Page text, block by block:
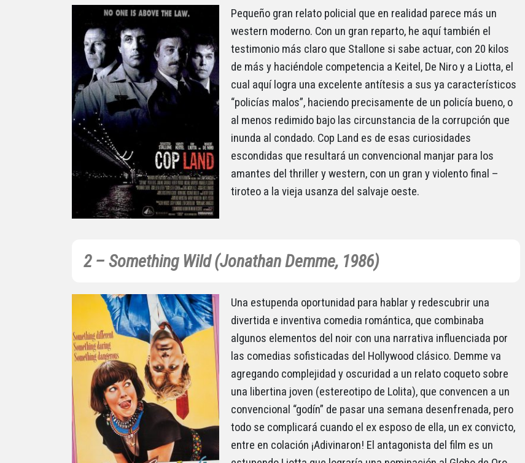
Pequeño gran relato policial que en realidad parece más un
western moderno. Con un gran reparto, he aquí también el
testimonio más claro que Stallone si sabe actuar, con 20 kilos
de más y haciéndole competencia a Keitel, De Niro y a Liotta, el
cual aquí logra una excelente antítesis a sus ya característicos
“policías malos”, haciendo precisamente de un policía bueno, o
al menos redimido bajo las circunstancia de la corrupción que
inunda al condado. Cop Land es de esas curiosidades
escondidas que resultará un convencional manjar para los
amantes del thriller y western, con un gran y violento final –
tiroteo a la vieja usanza del salvaje oeste.
2 – Something Wild (Jonathan Demme, 1986)
Una estupenda oportunidad para hablar y redescubrir una
divertida e inventiva comedia romántica, que combinaba
algunos elementos del noir con una narrativa influenciada por
las comedias sofisticadas del Hollywood clásico. Demme va
agregando complejidad y oscuridad a un relato coqueto sobre
una libertina joven (estereotipo de Lolita), que convencen a un
convencional “godín” de pasar una semana desenfrenada, pero
todo se complicará cuando el ex esposo de ella, un ex convicto,
entre en colación ¡Adivinaron! El antagonista del film es un